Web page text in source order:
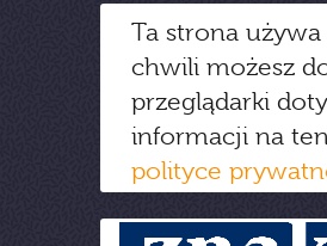
Ta strona
chwili możesz
przeglądarki
informacji na
polityce